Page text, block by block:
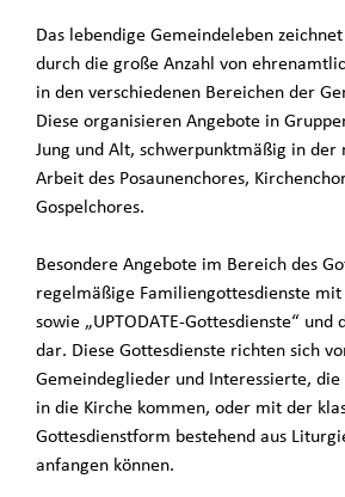
Das lebendige Gemeindeleben
durch die große Anzahl von
in den verschiedenen Bereichen der
Diese organisieren Angebote in
Jung und Alt, schwerpunktmäßig in der
Arbeit des Posaunenchores,
Gospelchores.
Besondere Angebote im Bereich des
regelmäßige Familiengottesdienste
sowie „UPTODATE-Gottesdienste“ und
dar. Diese Gottesdienste richten sich
Gemeindeglieder und Interessierte,
in die Kirche kommen, oder mit der
Gottesdienstform bestehend aus
anfangen können.